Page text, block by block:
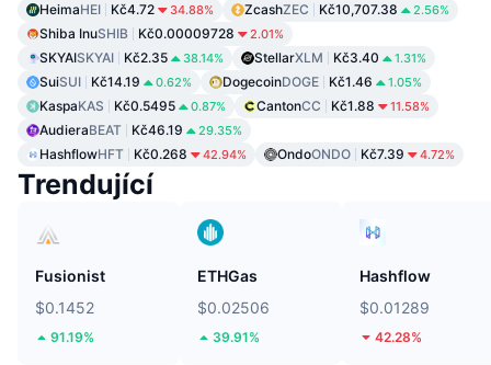
HeimaHEI Kč4.72 34.88% ZcashZEC Kč10,707.38 2.56%
Shiba InuSHIB Kč0.00009728 2.01%
SKYAISKYAI Kč2.35 38.14% StellarXLM Kč3.40 1.31%
SuiSUI Kč14.19 0.62% DogecoinDOGE Kč1.46 1.05%
KaspaKAS Kč0.5495 0.87% CantonCC Kč1.88 11.58%
AudieraBEAT Kč46.19 29.35%
HashflowHFT Kč0.268 42.94% OndoONDO Kč7.39 4.72%
Trendující
Fusionist
$0.1452
91.19%
ETHGas
$0.02506
39.91%
Hashflow
$0.01289
42.28%